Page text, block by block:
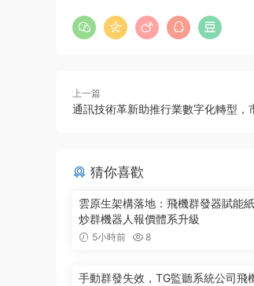
上一篇
通訊技術革新助推行業數字化轉型，
猜你喜歡
雲原生架構落地：飛機群發器賦能
炒群機器人報價體系升級
5小時前 8
手動群發失效，TG監聽系統公司飛